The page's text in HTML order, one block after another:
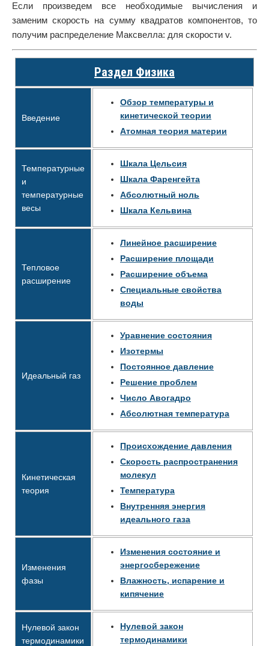
Если произведем все необходимые вычисления и
заменим скорость на сумму квадратов компонентов, то
получим распределение Максвелла: для скорости v.
Раздел Физика
Введение
Обзор температуры и
кинетической теории
Атомная теория материи
Температурные
и
температурные
весы
Шкала Цельсия
Шкала Фаренгейта
Абсолютный ноль
Шкала Кельвина
Тепловое
расширение
Линейное расширение
Расширение площади
Расширение объема
Специальные свойства
воды
Идеальный газ
Уравнение состояния
Изотермы
Постоянное давление
Решение проблем
Число Авогадро
Абсолютная температура
Кинетическая
теория
Происхождение давления
Скорость распространения
молекул
Температура
Внутренняя энергия
идеального газа
Изменения
фазы
Изменения состояние и
энергосбережение
Влажность, испарение и
кипячение
Нулевой закон
термодинамики
Нулевой закон
термодинамики